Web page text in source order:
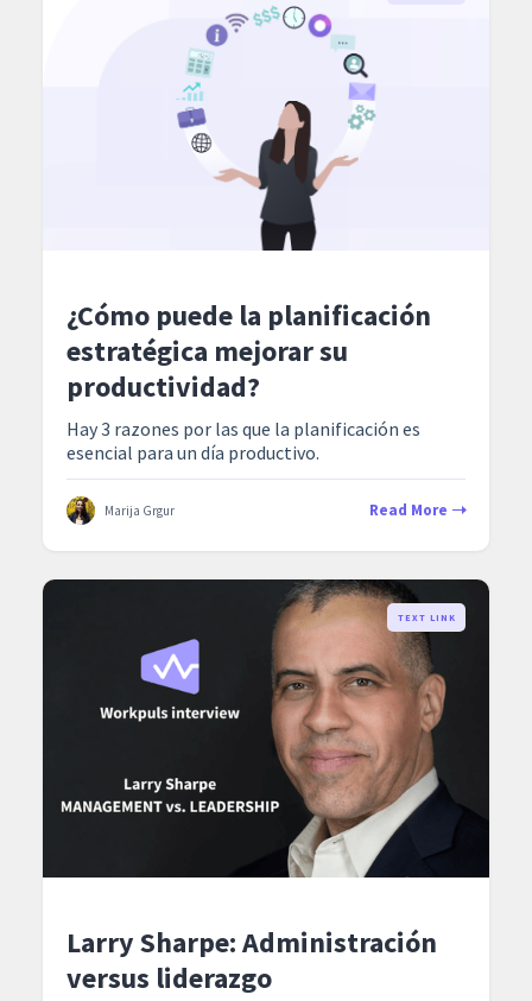
¿Cómo puede la planificación
estratégica mejorar su
productividad?
Hay 3 razones por las que la planificación es
esencial para un día productivo.
Marija Grgur Read More
TEXT LINK
Larry Sharpe: Administración
versus liderazgo